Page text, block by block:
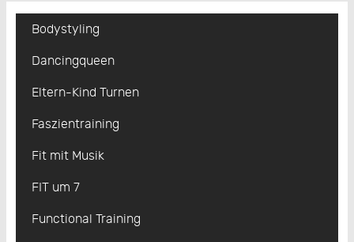
Bodystyling
Dancingqueen
Eltern-Kind Turnen
Faszientraining
Fit mit Musik
FIT um 7
Functional Training